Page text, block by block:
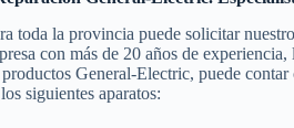
toda la provincia puede solicitar
con más de 20 años de
General-Electric, puede contar
siguientes aparatos: